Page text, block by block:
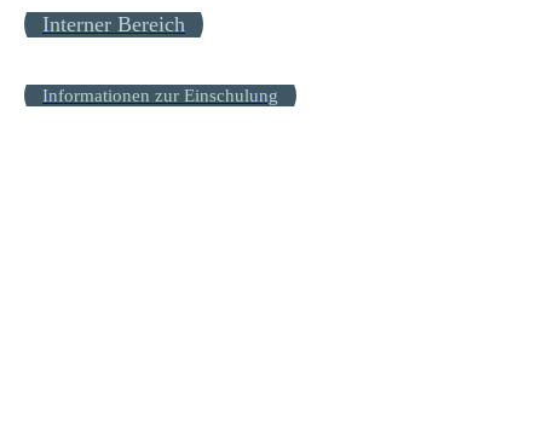
Interner Bereich
Informationen zur Einschulung